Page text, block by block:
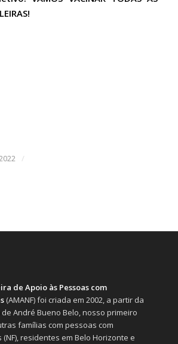
/
de Apoio às Pessoas com
(AMANF) foi criada em 2002, a partir da
André Bueno Belo, nosso primeiro
famílias com pessoas com
residentes em Belo Horizonte e